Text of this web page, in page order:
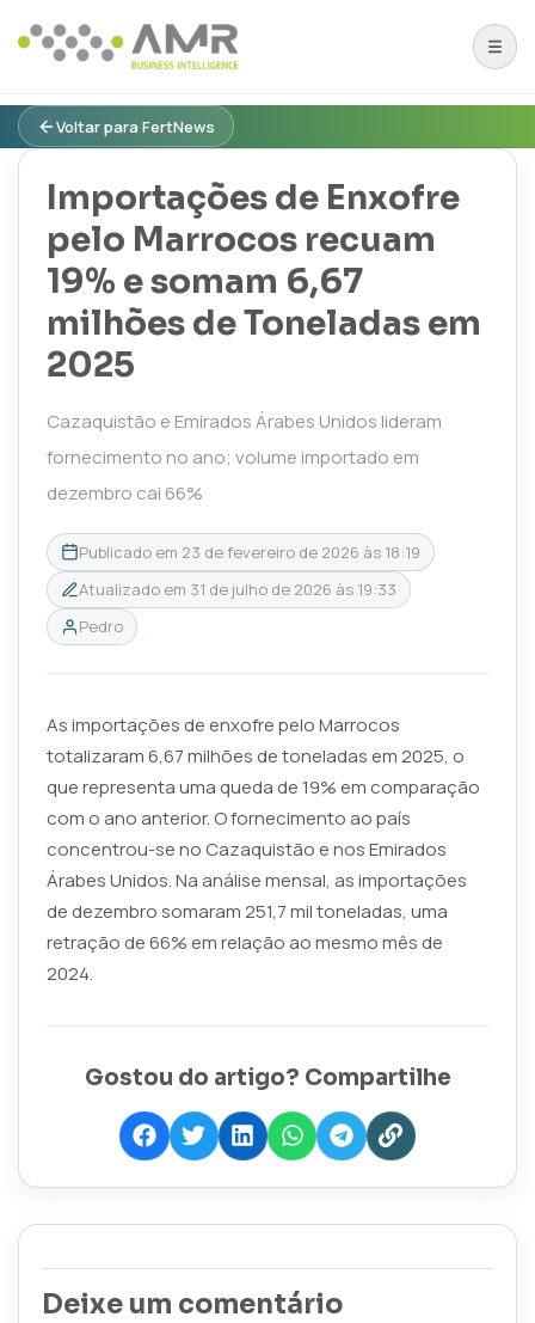
Voltar para FertNews
Importações de Enxofre
pelo Marrocos recuam
19% e somam 6,67
milhões de Toneladas em
2025
Cazaquistão e Emirados Árabes Unidos lideram
fornecimento no ano; volume importado em
dezembro cai 66%
Publicado em 23 de fevereiro de 2026 às 18:19
Atualizado em 31 de julho de 2026 às 19:33
Pedro
As importações de enxofre pelo Marrocos
totalizaram 6,67 milhões de toneladas em 2025, o
que representa uma queda de 19% em comparação
com o ano anterior. O fornecimento ao país
concentrou-se no Cazaquistão e nos Emirados
Árabes Unidos. Na análise mensal, as importações
de dezembro somaram 251,7 mil toneladas, uma
retração de 66% em relação ao mesmo mês de
2024.
Gostou do artigo? Compartilhe
Deixe um comentário